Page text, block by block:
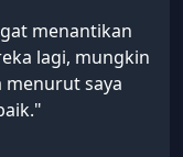
menantikan
lagi, mungkin
menurut saya